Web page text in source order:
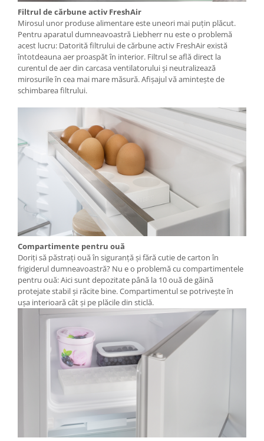
Filtrul de cărbune activ FreshAir
Mirosul unor produse alimentare este uneori mai puţin plăcut.
Pentru aparatul dumneavoastră Liebherr nu este o problemă
acest lucru: Datorită filtrului de cărbune activ FreshAir există
întotdeauna aer proaspăt în interior. Filtrul se află direct la
curentul de aer din carcasa ventilatorului şi neutralizează
mirosurile în cea mai mare măsură. Afişajul vă aminteşte de
schimbarea filtrului.
Compartimente pentru ouă
Doriţi să păstraţi ouă în siguranţă şi fără cutie de carton în
frigiderul dumneavoastră? Nu e o problemă cu compartimentele
pentru ouă: Aici sunt depozitate până la 10 ouă de găină
protejate stabil şi răcite bine. Compartimentul se potriveşte în
uşa interioară cât şi pe plăcile din sticlă.